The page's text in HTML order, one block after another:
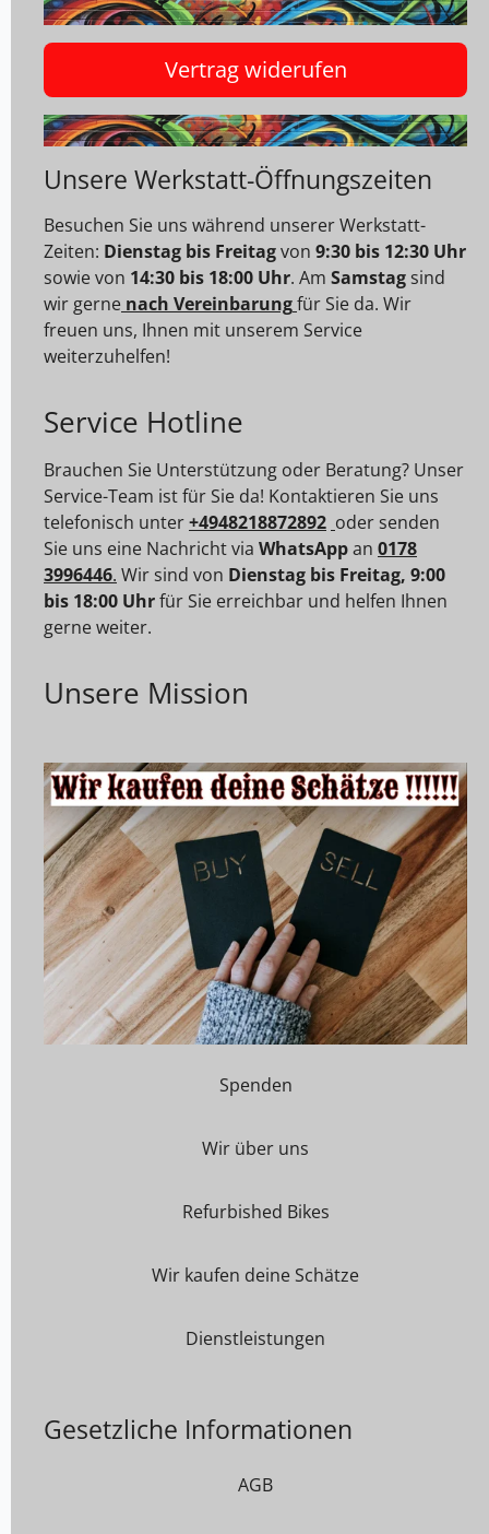
Vertrag widerufen
Unsere Werkstatt-Öffnungszeiten
Besuchen Sie uns während unserer Werkstatt-
Zeiten: Dienstag bis Freitagvon 9:30 bis 12:30 Uhr
sowie von 14:30 bis 18:00 Uhr. Am Samstag sind
wir gerne nach Vereinbarungfür Sie da. Wir
freuen uns, Ihnen mit unserem Service
weiterzuhelfen!
Service Hotline
Brauchen Sie Unterstützung oder Beratung? Unser
Service-Team ist für Sie da! Kontaktieren Sie uns
telefonisch unter+4948218872892 oder senden
Sie uns eine Nachricht via WhatsAppan 0178
3996446. Wir sind von Dienstag bis Freitag, 9:00
bis 18:00 Uhrfür Sie erreichbar und helfen Ihnen
gerne weiter.
Unsere Mission
Spenden
Wir über uns
Refurbished Bikes
Wir kaufen deine Schätze
Dienstleistungen
Gesetzliche Informationen
AGB